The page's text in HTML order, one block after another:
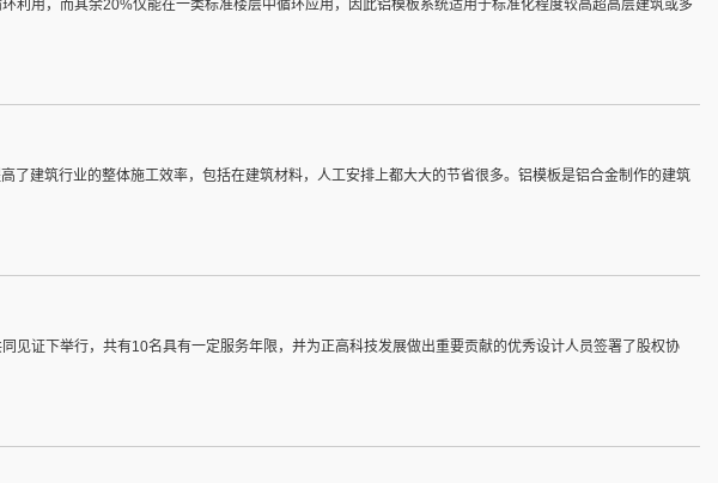
用，而其余20%仅能在一类标准楼层中循环应用，因此铝模板系统适用于标准化程度较高超高层建筑或多
建筑行业的整体施工效率，包括在建筑材料，人工安排上都大大的节省很多。铝模板是铝合金制作的建筑
证下举行，共有10名具有一定服务年限，并为正高科技发展做出重要贡献的优秀设计人员签署了股权协